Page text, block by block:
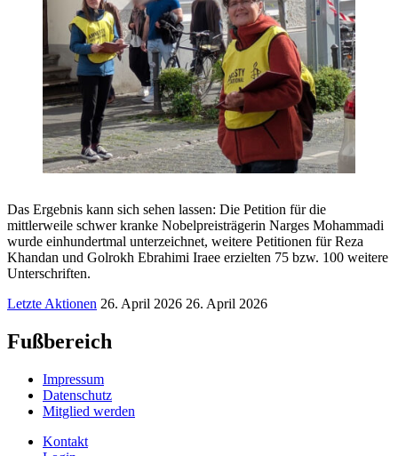
Das Ergebnis kann sich sehen lassen: Die Petition für die
mittlerweile schwer kranke Nobelpreisträgerin Narges Mohammadi
wurde einhundertmal unterzeichnet, weitere Petitionen für Reza
Khandan und Golrokh Ebrahimi Iraee erzielten 75 bzw. 100 weitere
Unterschriften.
Letzte Aktionen 26. April 2026 26. April 2026
Fußbereich
Impressum
Datenschutz
Mitglied werden
Kontakt